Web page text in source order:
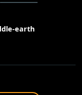
earth